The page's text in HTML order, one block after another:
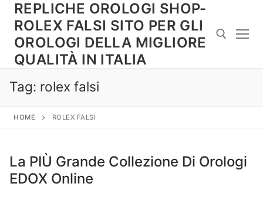
contenuto
REPLICHE OROLOGI SHOP-
ROLEX FALSI SITO PER GLI
OROLOGI DELLA MIGLIORE
QUALITÀ IN ITALIA
Tag: rolex falsi
HOME ROLEX FALSI
La PIÙ Grande Collezione Di Orologi
EDOX Online